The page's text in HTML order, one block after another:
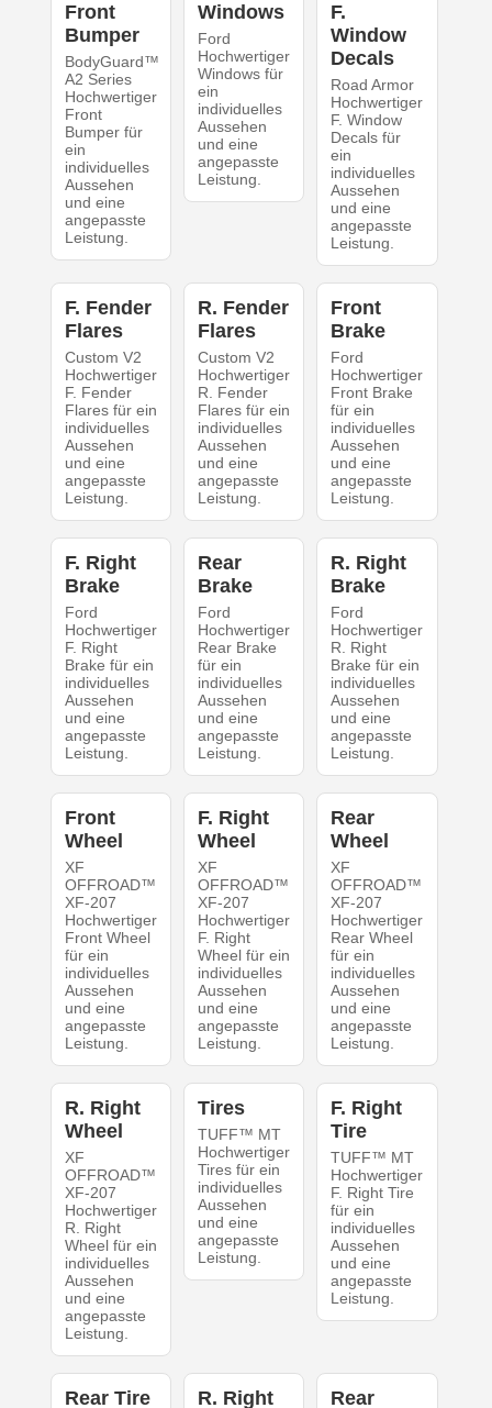
Front
Bumper
BodyGuard™
A2 Series
Hochwertiger
Front
Bumper für
ein
individuelles
Aussehen
und eine
angepasste
Leistung.
Windows
Ford
Hochwertiger
Windows für
ein
individuelles
Aussehen
und eine
angepasste
Leistung.
F.
Window
Decals
Road Armor
Hochwertiger
F. Window
Decals für
ein
individuelles
Aussehen
und eine
angepasste
Leistung.
F. Fender
Flares
Custom V2
Hochwertiger
F. Fender
Flares für ein
individuelles
Aussehen
und eine
angepasste
Leistung.
R. Fender
Flares
Custom V2
Hochwertiger
R. Fender
Flares für ein
individuelles
Aussehen
und eine
angepasste
Leistung.
Front
Brake
Ford
Hochwertiger
Front Brake
für ein
individuelles
Aussehen
und eine
angepasste
Leistung.
F. Right
Brake
Ford
Hochwertiger
F. Right
Brake für ein
individuelles
Aussehen
und eine
angepasste
Leistung.
Rear
Brake
Ford
Hochwertiger
Rear Brake
für ein
individuelles
Aussehen
und eine
angepasste
Leistung.
R. Right
Brake
Ford
Hochwertiger
R. Right
Brake für ein
individuelles
Aussehen
und eine
angepasste
Leistung.
Front
Wheel
XF
OFFROAD™
XF-207
Hochwertiger
Front Wheel
für ein
individuelles
Aussehen
und eine
angepasste
Leistung.
F. Right
Wheel
XF
OFFROAD™
XF-207
Hochwertiger
F. Right
Wheel für ein
individuelles
Aussehen
und eine
angepasste
Leistung.
Rear
Wheel
XF
OFFROAD™
XF-207
Hochwertiger
Rear Wheel
für ein
individuelles
Aussehen
und eine
angepasste
Leistung.
R. Right
Wheel
XF
OFFROAD™
XF-207
Hochwertiger
R. Right
Wheel für ein
individuelles
Aussehen
und eine
angepasste
Leistung.
Tires
TUFF™ MT
Hochwertiger
Tires für ein
individuelles
Aussehen
und eine
angepasste
Leistung.
F. Right
Tire
TUFF™ MT
Hochwertiger
F. Right Tire
für ein
individuelles
Aussehen
und eine
angepasste
Leistung.
Rear Tire R. Right Rear